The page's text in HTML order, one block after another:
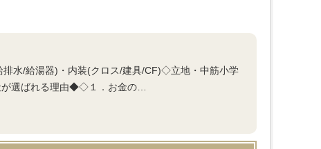
水/給湯器)・内装(クロス/建具/CF)◇立地・中筋小学
が選ばれる理由◆◇１．お金の…